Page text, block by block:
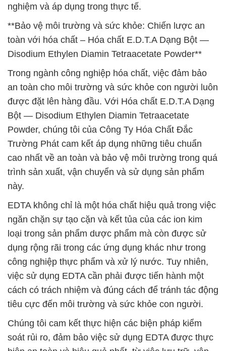
nghiệm và áp dụng trong thực tế.
**Bảo vệ môi trường và sức khỏe: Chiến lược an
toàn với hóa chất – Hóa chất E.D.T.A Dạng Bột —
Disodium Ethylen Diamin Tetraacetate Powder**
Trong ngành công nghiệp hóa chất, việc đảm bảo
an toàn cho môi trường và sức khỏe con người luôn
được đặt lên hàng đầu. Với Hóa chất E.D.T.A Dạng
Bột — Disodium Ethylen Diamin Tetraacetate
Powder, chúng tôi của Công Ty Hóa Chất Đắc
Trường Phát cam kết áp dụng những tiêu chuẩn
cao nhất về an toàn và bảo vệ môi trường trong quá
trình sản xuất, vận chuyển và sử dụng sản phẩm
này.
EDTA không chỉ là một hóa chất hiệu quả trong việc
ngăn chặn sự tạo cặn và kết tủa của các ion kim
loại trong sản phẩm dược phẩm mà còn được sử
dụng rộng rãi trong các ứng dụng khác như trong
công nghiệp thực phẩm và xử lý nước. Tuy nhiên,
việc sử dụng EDTA cần phải được tiến hành một
cách có trách nhiệm và đúng cách để tránh tác động
tiêu cực đến môi trường và sức khỏe con người.
Chúng tôi cam kết thực hiện các biện pháp kiểm
soát rủi ro, đảm bảo việc sử dụng EDTA được thực